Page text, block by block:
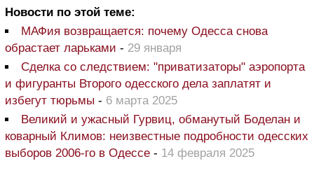
Новости по этой теме:
МАФия возвращается: почему Одесса снова
обрастает ларьками - 29 января
Сделка со следствием: "приватизаторы" аэропорта
и фигуранты Второго одесского дела заплатят и
избегут тюрьмы - 6 марта 2025
Великий и ужасный Гурвиц, обманутый Боделан и
коварный Климов: неизвестные подробности одесских
выборов 2006-го в Одессе - 14 февраля 2025